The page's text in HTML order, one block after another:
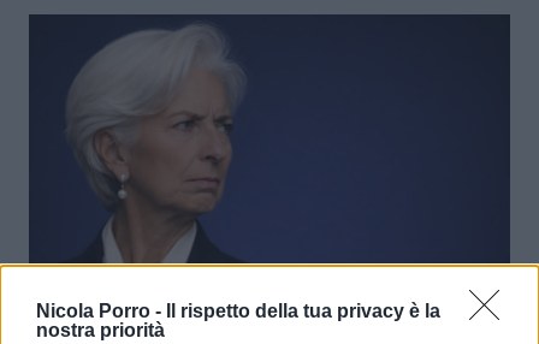
Nicola Porro -
Il rispetto della tua privacy è la
nostra priorità
“Buuu”, “Come vi permettete?”. Il